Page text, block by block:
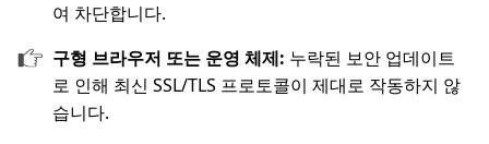
여 차단합니다.
구형 브라우저 또는 운영 체제: 누락된 보안 업데이트
로 인해 최신 SSL/TLS 프로토콜이 제대로 작동하지 않
습니다.